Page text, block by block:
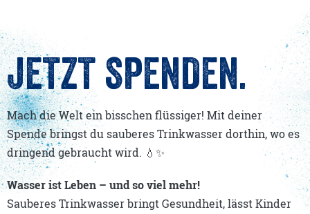
JETZT SPENDEN.
Mach die Welt ein bisschen flüssiger! Mit deiner
Spende bringst du sauberes Trinkwasser dorthin, wo es
dringend gebraucht wird. 💧✨
Wasser ist Leben – und so viel mehr!
Sauberes Trinkwasser bringt Gesundheit, lässt Kinder